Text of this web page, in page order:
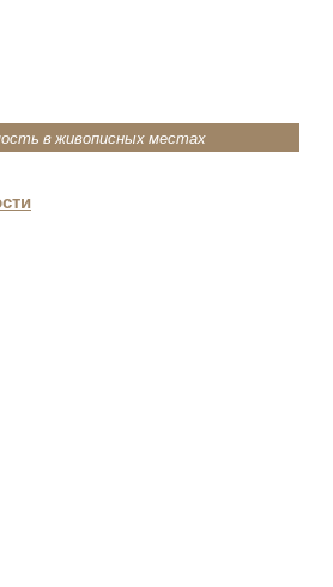
в живописных местах